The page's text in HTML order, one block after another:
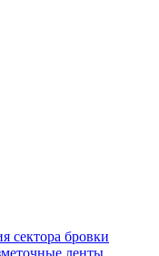
сектора бровки
ленты